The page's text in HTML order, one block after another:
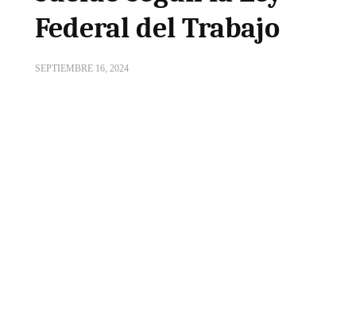
Federal del Trabajo
SEPTIEMBRE 16, 2024